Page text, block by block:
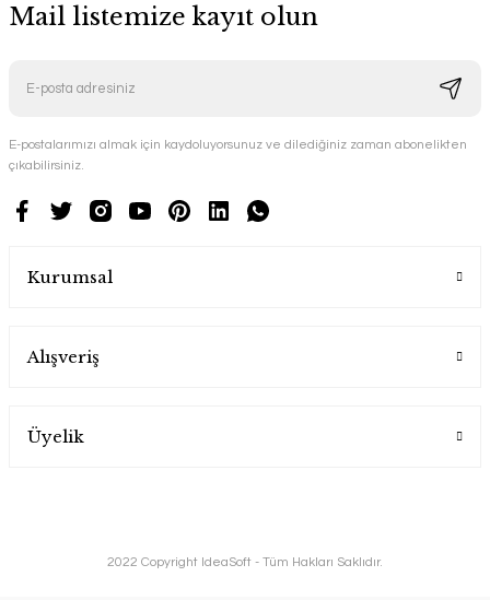
Mail listemize kayıt olun
E-postalarımızı almak için kaydoluyorsunuz ve dilediğiniz zaman abonelikten
çıkabilirsiniz.
Kurumsal
Alışveriş
Üyelik
2022 Copyright IdeaSoft - Tüm Hakları Saklıdır.